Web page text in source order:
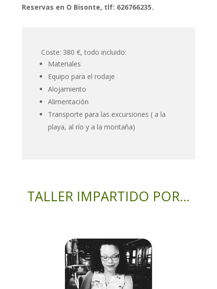
Reservas en O Bisonte, tlf: 626766235.
Coste: 380 €, todo incluido:
Materiales
Equipo para el rodaje
Alojamiento
Alimentación
Transporte para las excursiones ( a la
playa, al río y a la montaña)
TALLER IMPARTIDO POR…